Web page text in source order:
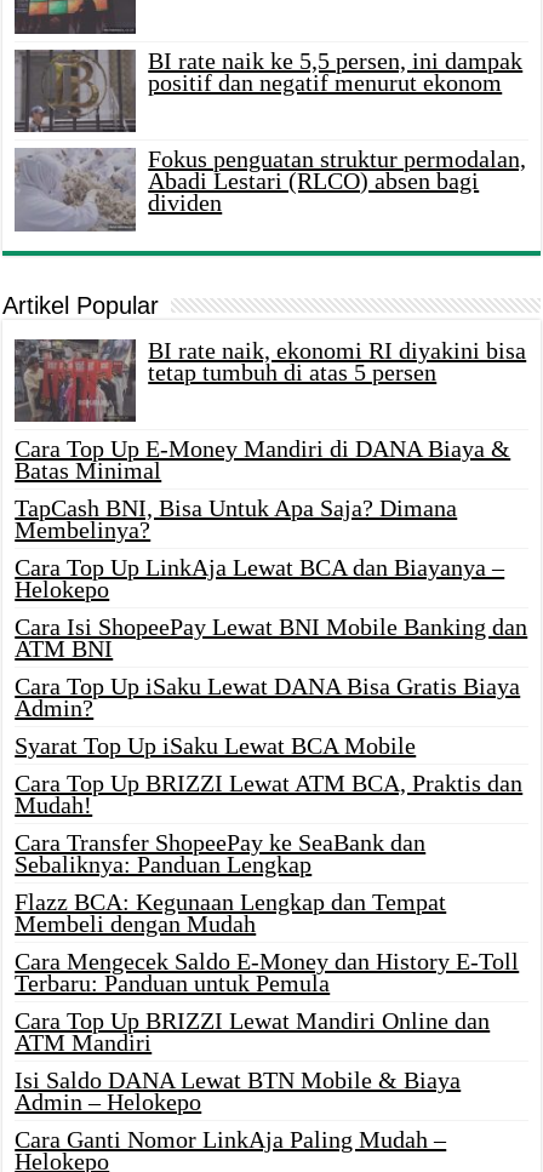
BI rate naik ke 5,5 persen, ini dampak
positif dan negatif menurut ekonom
Fokus penguatan struktur permodalan,
Abadi Lestari (RLCO) absen bagi
dividen
Artikel Popular
BI rate naik, ekonomi RI diyakini bisa
tetap tumbuh di atas 5 persen
Cara Top Up E-Money Mandiri di DANA Biaya &
Batas Minimal
TapCash BNI, Bisa Untuk Apa Saja? Dimana
Membelinya?
Cara Top Up LinkAja Lewat BCA dan Biayanya –
Helokepo
Cara Isi ShopeePay Lewat BNI Mobile Banking dan
ATM BNI
Cara Top Up iSaku Lewat DANA Bisa Gratis Biaya
Admin?
Syarat Top Up iSaku Lewat BCA Mobile
Cara Top Up BRIZZI Lewat ATM BCA, Praktis dan
Mudah!
Cara Transfer ShopeePay ke SeaBank dan
Sebaliknya: Panduan Lengkap
Flazz BCA: Kegunaan Lengkap dan Tempat
Membeli dengan Mudah
Cara Mengecek Saldo E-Money dan History E-Toll
Terbaru: Panduan untuk Pemula
Cara Top Up BRIZZI Lewat Mandiri Online dan
ATM Mandiri
Isi Saldo DANA Lewat BTN Mobile & Biaya
Admin – Helokepo
Cara Ganti Nomor LinkAja Paling Mudah –
Helokepo